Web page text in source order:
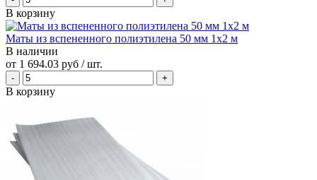
В корзину
Маты из вспененного полиэтилена 50 мм 1x2 м
В наличии
от 1 694.03 руб / шт.
В корзину